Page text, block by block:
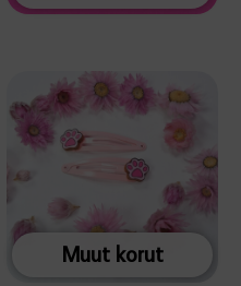
Muut korut